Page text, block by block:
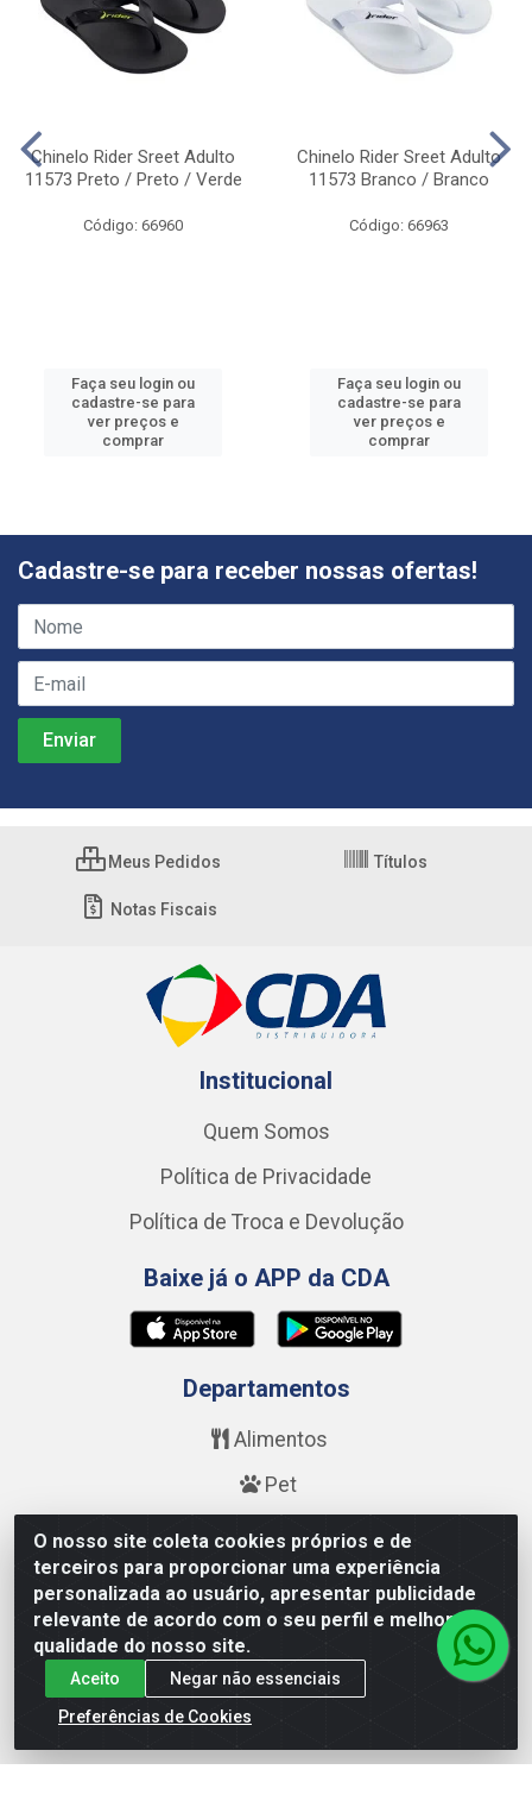
Chinelo Rider Sreet Adulto
11573 Preto / Preto / Verde
Código: 66960
Faça seu login ou
cadastre-se para
ver preços e
comprar
Chinelo Rider Sreet Adulto
11573 Branco / Branco
Código: 66963
Faça seu login ou
cadastre-se para
ver preços e
comprar
O nosso site coleta cookies próprios e de
terceiros para proporcionar uma experiência
personalizada ao usuário, apresentar publicidade
relevante de acordo com o seu perfil e melhorar a
qualidade do nosso site.
Aceito
Negar não essenciais
Preferências de Cookies
Cadastre-se para receber nossas ofertas!
Meus Pedidos Títulos
Notas Fiscais
Institucional
Quem Somos
Política de Privacidade
Política de Troca e Devolução
Baixe já o APP da CDA
Departamentos
Alimentos
Pet
Bebidas
Saúde e Beleza
Higiene
Limpeza
Calçados